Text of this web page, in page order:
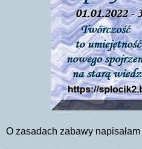
O zasadach zabawy napisałam